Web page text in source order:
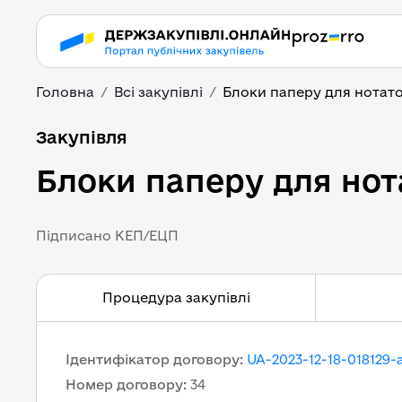
Головна Всі закупівлі Блоки паперу для
Блоки паперу для
Закупівля
Блоки паперу для
Підписано КЕП/ЕЦП
Процедура закупівлі
Ідентифікатор договору: UA-2023-12-18-018129-
Номер договору: 34